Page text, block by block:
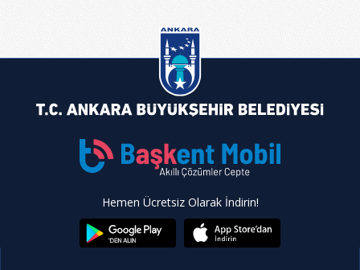
Hemen Ücretsiz Olarak İndirin!